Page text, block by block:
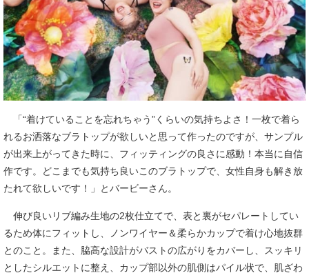
「“着けていることを忘れちゃう”くらいの気持ちよさ！一枚で着ら
れるお洒落なブラトップが欲しいと思って作ったのですが、サンプル
が出来上がってきた時に、フィッティングの良さに感動！本当に自信
作です。どこまでも気持ち良いこのブラトップで、女性自身も解き放
たれて欲しいです！」とバービーさん。
伸び良いリブ編み生地の2枚仕立てで、表と裏がセパレートしてい
るため体にフィットし、ノンワイヤー＆柔らかカップで着け心地抜群
とのこと。また、脇高な設計がバストの広がりをカバーし、スッキリ
としたシルエットに整え、カップ部以外の肌側はパイル状で、肌ざわ